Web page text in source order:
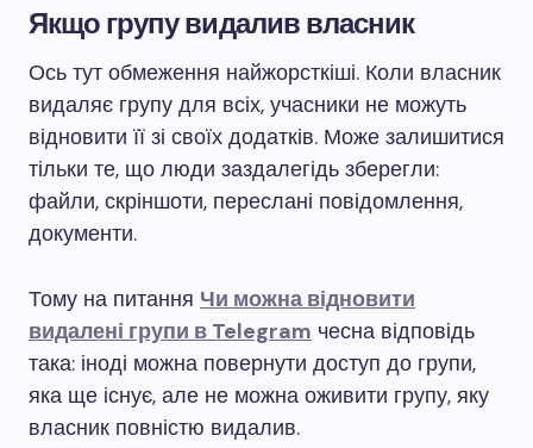
Якщо групу видалив власник
Ось тут обмеження найжорсткіші. Коли власник
видаляє групу для всіх, учасники не можуть
відновити її зі своїх додатків. Може залишитися
тільки те, що люди заздалегідь зберегли:
файли, скріншоти, переслані повідомлення,
документи.
Тому на питання Чи можна відновити
видалені групи в Telegram чесна відповідь
така: іноді можна повернути доступ до групи,
яка ще існує, але не можна оживити групу, яку
власник повністю видалив.